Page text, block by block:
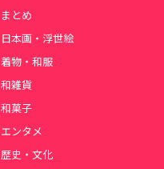
まとめ
日本画・浮世絵
着物・和服
和雑貨
和菓子
エンタメ
歴史・文化